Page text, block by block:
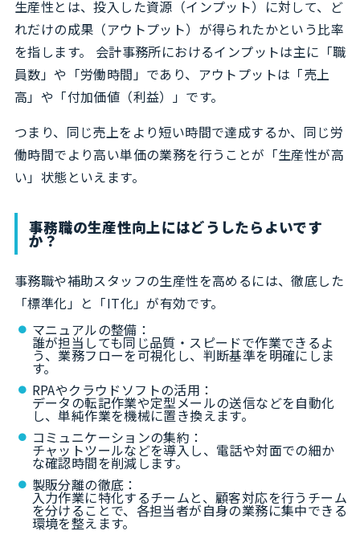
生産性とは、投入した資源（インプット）に対して、ど
れだけの成果（アウトプット）が得られたかという比率
を指します。 会計事務所におけるインプットは主に「職
員数」や「労働時間」であり、アウトプットは「売上
高」や「付加価値（利益）」です。
つまり、同じ売上をより短い時間で達成するか、同じ労
働時間でより高い単価の業務を行うことが「生産性が高
い」状態といえます。
事務職の生産性向上にはどうしたらよいです
か？
事務職や補助スタッフの生産性を高めるには、徹底した
「標準化」と「IT化」が有効です。
マニュアルの整備：
誰が担当しても同じ品質・スピードで作業できるよ
う、業務フローを可視化し、判断基準を明確にしま
す。
RPAやクラウドソフトの活用：
データの転記作業や定型メールの送信などを自動化
し、単純作業を機械に置き換えます。
コミュニケーションの集約：
チャットツールなどを導入し、電話や対面での細か
な確認時間を削減します。
製販分離の徹底：
入力作業に特化するチームと、顧客対応を行うチーム
を分けることで、各担当者が自身の業務に集中できる
環境を整えます。